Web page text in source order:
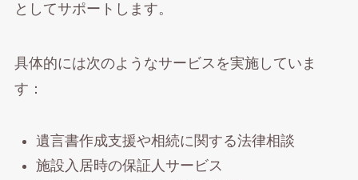
としてサポートします。
具体的には次のようなサービスを実施していま
す：
遺言書作成支援や相続に関する法律相談
施設入居時の保証人サービス